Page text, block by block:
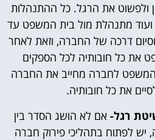
ולפשוט את הרגל. כל ההתנהלות
מתנהלת מול בית המשפט עד
דרכה של החברה, וזאת לאחר
את כל חובותיה לכל הספקים
המשפט לחברה מחייב את החברה
את כל חובותיה.
רגל- אם לא הושג הסדר בין
לפתוח בתהליכי פירוק חברה